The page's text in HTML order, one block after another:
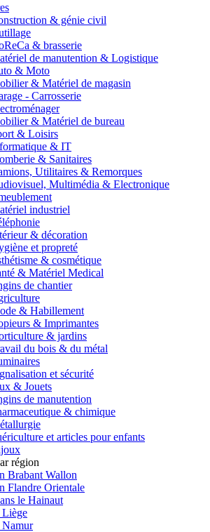
& génie civil
& brasserie
de manutention & Logistique
& Moto
& Matériel de magasin
- Carrosserie
& Matériel de bureau
& Loisirs
& IT
& Sanitaires
Utilitaires & Remorques
Multimédia & Electronique
industriel
& décoration
et propreté
& cosmétique
& Matériel Medical
de chantier
& Habillement
& Imprimantes
& jardins
du bois & du métal
et sécurité
& Jouets
de manutention
& chimique
et articles pour enfants
région
Brabant Wallon
Flandre Orientale
le Hainaut
Liège
Namur